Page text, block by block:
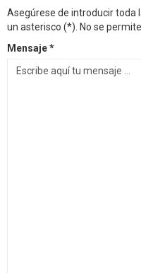
Asegúrese de introducir toda
un asterisco (*). No se permite
Mensaje *